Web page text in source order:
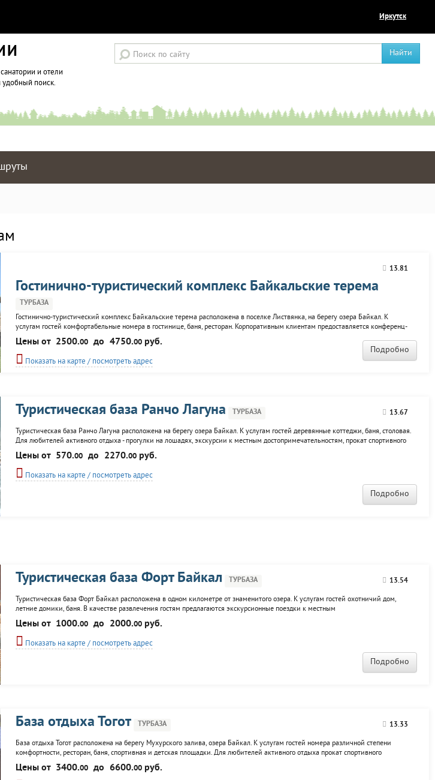
Иркутск
и отели
удобный поиск.
Найти
13.81
Гостинично-туристический комплекс Байкальские терема
ТУРБАЗА
Гостинично-туристический комплекс Байкальские терема расположена в поселке Листвянка, на берегу озера Байкал. К
услугам гостей комфортабельные номера в гостинице, баня, ресторан. Корпоративным клиентам предоставляется конференц-
зал. Для любителей активного отдыха - экскурсионное сопровождение, прогулки на катерах и яхтах, велопрогулки,
организация рыбалки, в зимнее время катания на собачьих...
Цены от 2500.00 до 4750.00руб.
Показать на карте / посмотреть адрес
Подробно
13.67
Туристическая база Ранчо Лагуна ТУРБАЗА
Туристическая база Ранчо Лагуна расположена на берегу озера Байкал. К услугам гостей деревянные коттеджи, баня, столовая.
Для любителей активного отдыха - прогулки на лошадях, экскурсии к местным достопримечательностям, прокат спортивного
снаряжения.
Цены от 570.00 до 2270.00руб.
Показать на карте / посмотреть адрес
Подробно
13.54
Туристическая база Форт Байкал ТУРБАЗА
Туристическая база Форт Байкал расположена в одном километре от знаменитого озера. К услугам гостей охотничий дом,
летние домики, баня. В качестве развлечения гостям предлагаются экскурсионные поездки к местным
достопримечательностям, прогулки на лошадях, посещение музея старины на территории базы. Возможна организация
трансфера.
Цены от 1000.00 до 2000.00руб.
Показать на карте / посмотреть адрес
Подробно
13.33
База отдыха Тогот ТУРБАЗА
База отдыха Тогот расположена на берегу Мухурского залива, озера Байкал. К услугам гостей номера различной степени
комфортности, ресторан, баня, спортивная и детская площадки. Для любителей активного отдыха прокат спортивного
инвентаря.
Цены от 3400.00 до 6600.00руб.